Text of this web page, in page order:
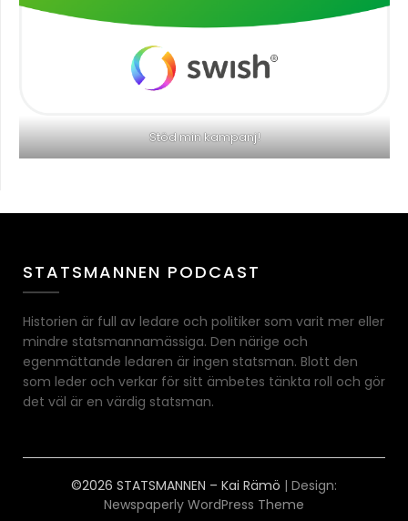
Stöd min kampanj!
STATSMANNEN PODCAST
Historien är full av ledare och politiker som varit mer eller
mindre statsmannamässiga. Den närige och
egenmättande ledaren är ingen statsman. Blott den
som leder och verkar för sitt ämbetes tänkta roll och gör
det väl är en värdig statsman.
©2026 STATSMANNEN – Kai Rämö | Design:
Newspaperly WordPress Theme